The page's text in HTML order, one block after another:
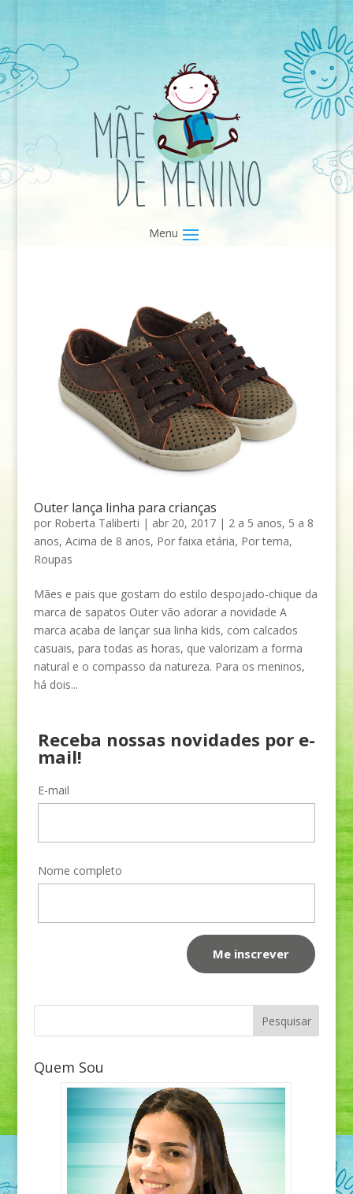
Outer lança linha para crianças
por Roberta Taliberti | abr 20, 2017| 2 a 5 anos, 5 a 8
anos, Acima de 8 anos, Por faixa etária, Por tema,
Roupas
Mães e pais que gostam do estilo despojado-chique da
marca de sapatos Outer vão adorar a novidade A
marca acaba de lançar sua linha kids, com calcados
casuais, para todas as horas, que valorizam a forma
natural e o compasso da natureza. Para os meninos,
há dois...
Receba nossas novidades por e-
mail!
E-mail
Nome completo
Quem Sou